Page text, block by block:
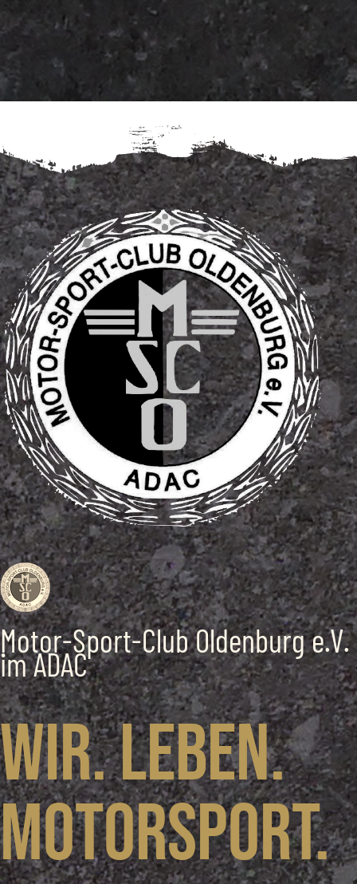
Motor-Sport-Club Oldenburg e.V.
im ADAC
Wir. Leben.
Motorsport.